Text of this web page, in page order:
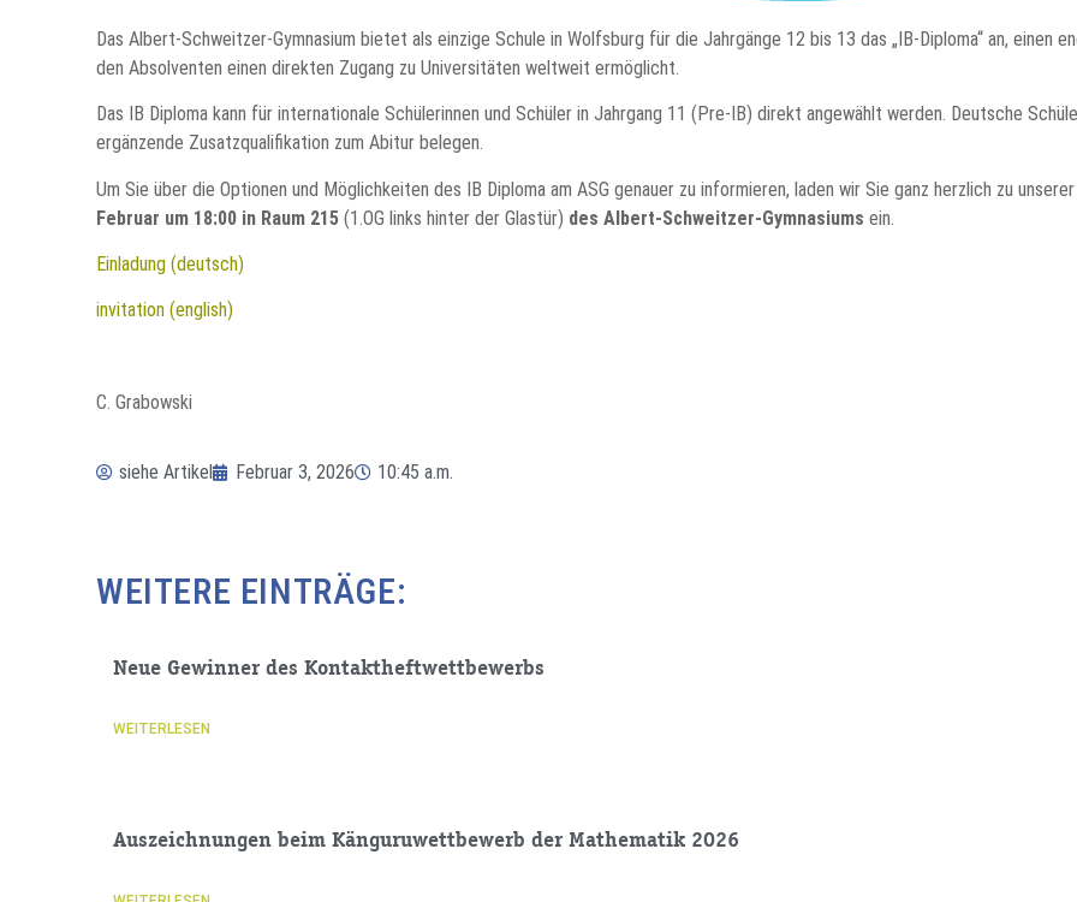
Das Albert-Schweitzer-Gymnasium bietet als einzige Schule in Wolfsburg für die Jahrgänge 12 bis 13 das „IB-Diploma“ an, einen
den Absolventen einen direkten Zugang zu Universitäten weltweit ermöglicht.
Das IB Diploma kann für internationale Schülerinnen und Schüler in Jahrgang 11 (Pre-IB) direkt angewählt werden. Deutsche
ergänzende Zusatzqualifikation zum Abitur belegen.
Um Sie über die Optionen und Möglichkeiten des IB Diploma am ASG genauer zu informieren, laden wir Sie ganz herzlich zu
Februar um 18:00 in Raum 215 (1.OG links hinter der Glastür) des Albert-Schweitzer-Gymnasiums ein.
Einladung (deutsch)
invitation (english)
C. Grabowski
siehe Artikel Februar 3, 2026 10:45 a.m.
WEITERE EINTRÄGE:
Neue Gewinner des Kontaktheftwettbewerbs
WEITERLESEN
Auszeichnungen beim Känguruwettbewerb der Mathematik 2026